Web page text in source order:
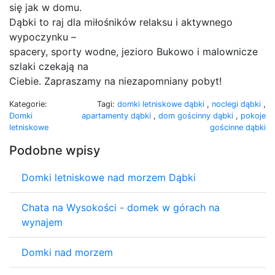
się jak w domu.
Dąbki to raj dla miłośników relaksu i aktywnego
wypoczynku –
spacery, sporty wodne, jezioro Bukowo i malownicze
szlaki czekają na
Ciebie. Zapraszamy na niezapomniany pobyt!
Kategorie:
Domki
letniskowe
Tagi: domki letniskowe dąbki , noclegi dąbki ,
apartamenty dąbki , dom gościnny dąbki , pokoje
gościnne dąbki
Podobne wpisy
Domki letniskowe nad morzem Dąbki
Chata na Wysokości - domek w górach na
wynajem
Domki nad morzem